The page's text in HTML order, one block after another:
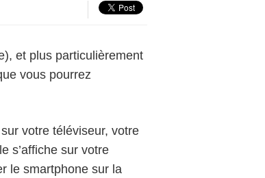
et plus particulièrement
vous pourrez
votre téléviseur, votre
s’affiche sur votre
le smartphone sur la